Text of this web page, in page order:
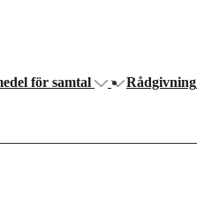
för samtal
Rådgivning